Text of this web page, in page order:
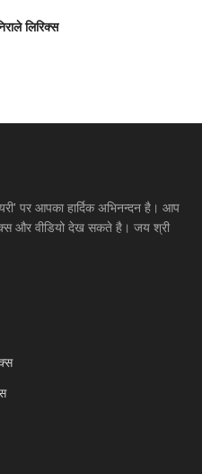
लिरिक्स
पर आपका हार्दिक अभिनन्दन है। आप
और वीडियो देख सकते है। जय श्री